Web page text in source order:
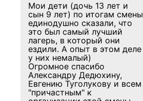
Мои дети (дочь 13 лет и
сын 9 лет) по итогам смены
единодушно сказали, что
это был самый лучший
лагерь, в который они
ездили. А опыт в этом деле
у них немалый)
Огромное спасибо
Александру Дедюхину,
Евгению Туголукову и всем
"причастным" к